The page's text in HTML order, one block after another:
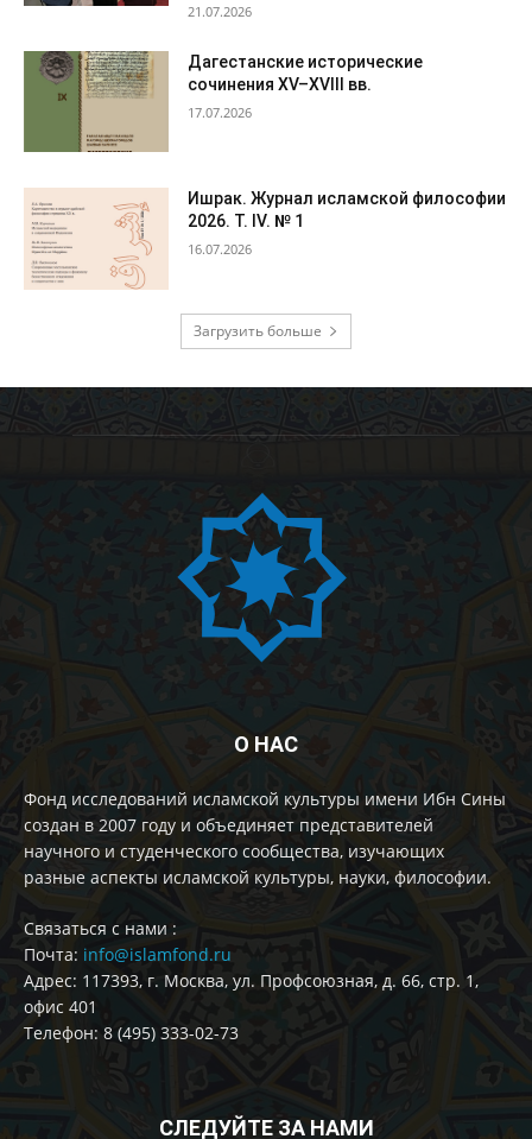
21.07.2026
Дагестанские исторические
сочинения XV–XVIII вв.
17.07.2026
Ишрак. Журнал исламской философии
2026. Т. IV. № 1
16.07.2026
Загрузить больше
О НАС
Фонд исследований исламской культуры имени Ибн Сины
создан в 2007 году и объединяет представителей
научного и студенческого сообщества, изучающих
разные аспекты исламской культуры, науки, философии.
Cвязаться с нами :
Почта: info@islamfond.ru
Адрес: 117393, г. Москва, ул. Профсоюзная, д. 66, стр. 1,
офис 401
Телефон: 8 (495) 333-02-73
СЛЕДУЙТЕ ЗА НАМИ